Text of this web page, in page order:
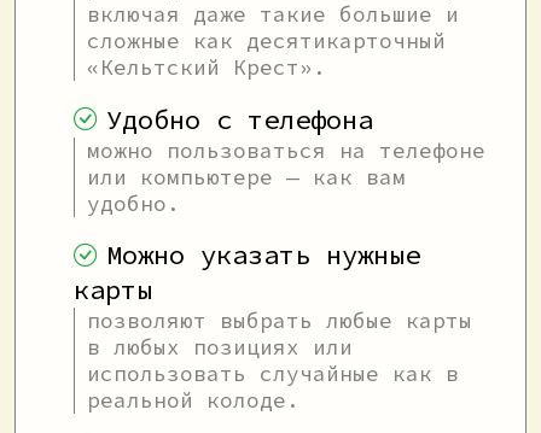
включая даже такие большие и
сложные как десятикарточный
«Кельтский Крест».
Удобно с телефона
можно пользоваться на телефоне
или компьютере — как вам
удобно.
Можно указать нужные
карты
позволяют выбрать любые карты
в любых позициях или
использовать случайные как в
реальной колоде.